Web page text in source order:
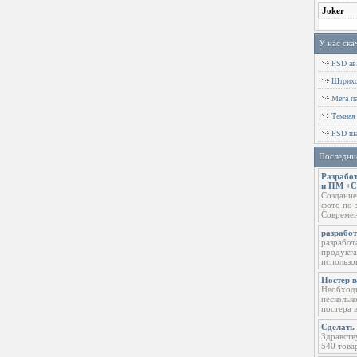
У нас
PSD
Мега
Темная
PSD
и ПМ
фото по
Постер
постера
Сделать
540